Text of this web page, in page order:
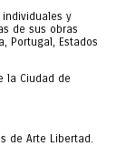
individuales y
de sus obras
Portugal, Estados
la Ciudad de
de Arte Libertad.